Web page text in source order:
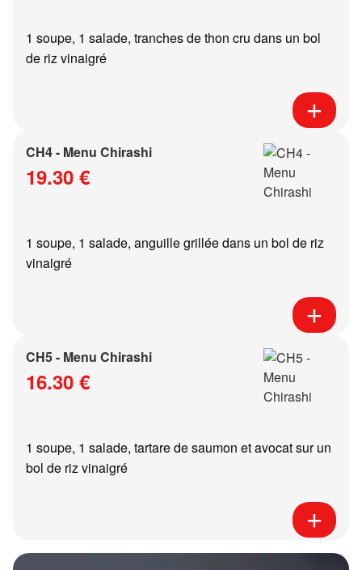
1 soupe, 1 salade, tranches de thon cru dans un bol
de riz vinaigré
CH4 - Menu Chirashi
19.30 €
1 soupe, 1 salade, anguille grillée dans un bol de riz
vinaigré
CH5 - Menu Chirashi
16.30 €
1 soupe, 1 salade, tartare de saumon et avocat sur un
bol de riz vinaigré